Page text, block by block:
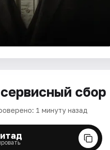
сбор
1 минуту назад